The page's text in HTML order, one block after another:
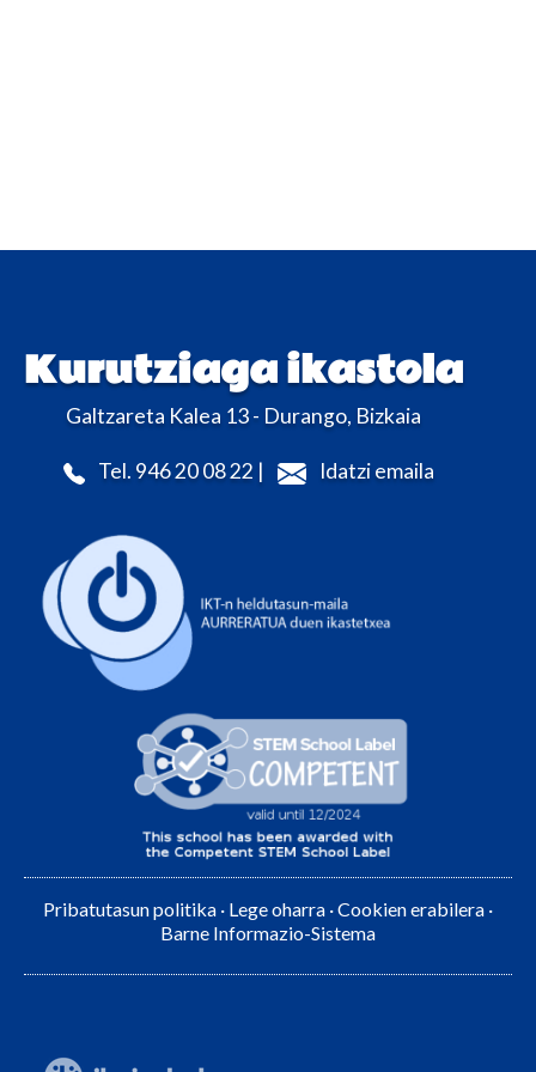
Kurutziaga ikastola
Galtzareta Kalea 13 - Durango, Bizkaia
Tel. 946 20 08 22 | Idatzi emaila
Pribatutasun politika · Lege oharra ·Cookien erabilera ·
Barne Informazio-Sistema